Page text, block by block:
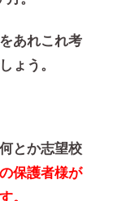
あれこれ考
ょう。
とか志望校
保護者様が
。